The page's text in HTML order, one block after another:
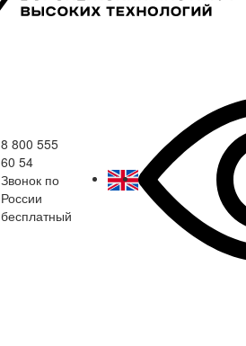
8 800 555
60 54
Звонок по
России
бесплатный